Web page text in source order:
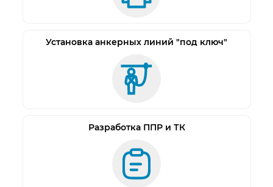
Установка анкерных линий "под ключ"
Разработка ППР и ТК